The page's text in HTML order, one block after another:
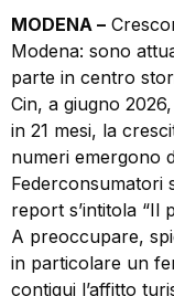
MODENA –
Modena: sono
parte in centro
Cin, a giugno
in 21 mesi, la
numeri emergono
Federconsumatori
report s’intitola “Il
A preoccupare,
in particolare un
contigui l’affitto